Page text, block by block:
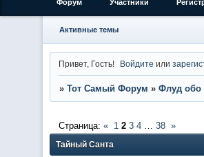
Форум Участники
Активные темы
Привет, Гость! Войдите или
» Тот Самый Форум » Флуд обо
Тайный Санта
Страница: « 1 2 3 4 38 »